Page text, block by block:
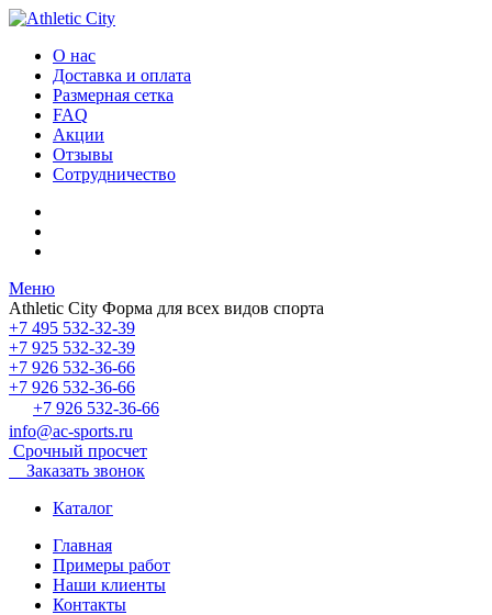
О нас
Доставка и оплата
Размерная сетка
FAQ
Акции
Отзывы
Сотрудничество
Меню
Athletic City Форма для всех видов спорта
+7 495 532-32-39
+7 925 532-32-39
+7 926 532-36-66
+7 926 532-36-66
+7 926 532-36-66
info@ac-sports.ru
Срочный просчет
Заказать звонок
Каталог
Главная
Примеры работ
Наши клиенты
Контакты